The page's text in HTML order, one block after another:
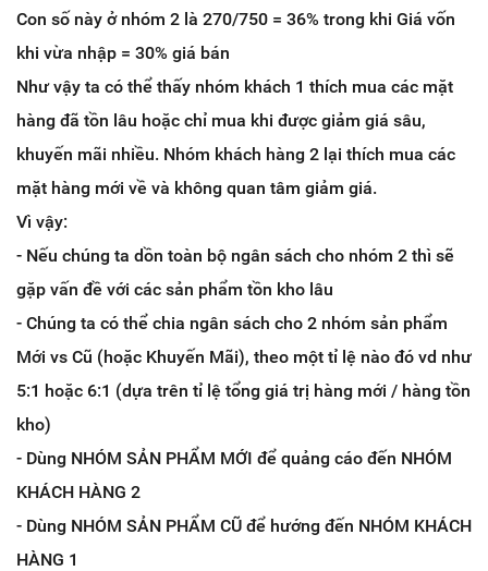
Con số này ở nhóm 2 là 270/750 = 36% trong khi Giá vốn
khi vừa nhập = 30% giá bán
Như vậy ta có thể thấy nhóm khách 1 thích mua các mặt
hàng đã tồn lâu hoặc chỉ mua khi được giảm giá sâu,
khuyến mãi nhiều. Nhóm khách hàng 2 lại thích mua các
mặt hàng mới về và không quan tâm giảm giá.
Vì vậy:
- Nếu chúng ta dồn toàn bộ ngân sách cho nhóm 2 thì sẽ
gặp vấn đề với các sản phẩm tồn kho lâu
- Chúng ta có thể chia ngân sách cho 2 nhóm sản phẩm
Mới vs Cũ (hoặc Khuyến Mãi), theo một tỉ lệ nào đó vd như
5:1 hoặc 6:1 (dựa trên tỉ lệ tổng giá trị hàng mới / hàng tồn
kho)
- Dùng NHÓM SẢN PHẨM MỚI để quảng cáo đến NHÓM
KHÁCH HÀNG 2
- Dùng NHÓM SẢN PHẨM CŨ để hướng đến NHÓM KHÁCH
HÀNG 1